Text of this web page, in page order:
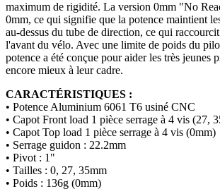
maximum de rigidité. La version 0mm "No
0mm, ce qui signifie que la potence maintient
au-dessus du tube de direction, ce qui
l'avant du vélo. Avec une limite de poids du
potence a été conçue pour aider les très jeunes
encore mieux à leur cadre.
CARACTÉRISTIQUES :
• Potence Aluminium 6061 T6 usiné CNC
• Capot Front load 1 pièce serrage à 4 vis (27,
• Capot Top load 1 pièce serrage à 4 vis (0mm)
• Serrage guidon : 22.2mm
• Pivot : 1"
• Tailles : 0, 27, 35mm
• Poids : 136g (0mm)